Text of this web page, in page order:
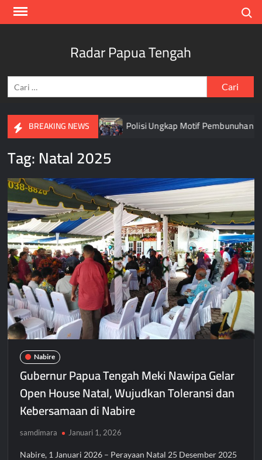
Skip
Radar Papua Tengah
untuk:
BREAKING NEWS
Agustus 2026 Polisi Ungkap Motif Pembunuhan Siswi
Tag:Natal 2025
Nabire
Gubernur Papua Tengah Meki Nawipa Gelar
Open House Natal, Wujudkan Toleransi dan
Kebersamaan di Nabire
samdimara Januari 1, 2026
Nabire, 1 Januari 2026 – Perayaan Natal 25 Desember 2025